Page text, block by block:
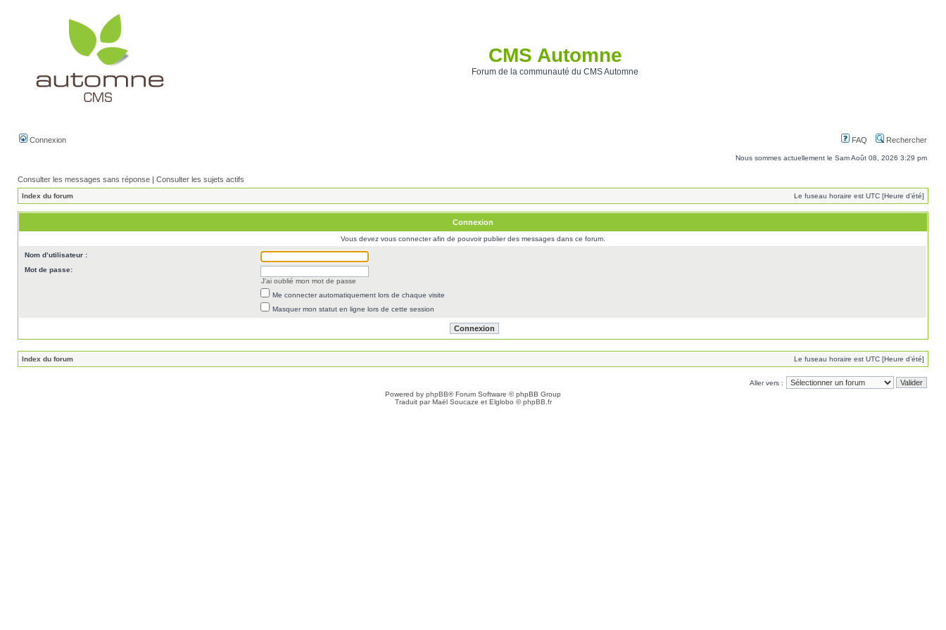
CMS Automne
Forum de la communauté du CMS Automne
Connexion FAQ Rechercher
Nous sommes actuellement le Sam Août 08, 2026 3:29 pm
Consulter les messages sans réponse | Consulter les sujets actifs
Index du forum Le fuseau horaire est UTC [Heure d’été]
Connexion
Vous devez vous connecter afin de pouvoir publier des messages dans ce forum.
Nom d’utilisateur :
Mot de passe:
J’ai oublié mon mot de passe
Me connecter automatiquement lors de chaque visite
Masquer mon statut en ligne lors de cette session
Index du forum Le fuseau horaire est UTC [Heure d’été]
Aller vers :
Powered by phpBB® Forum Software © phpBB Group
Traduit par Maël Soucaze et Elglobo ©phpBB.fr